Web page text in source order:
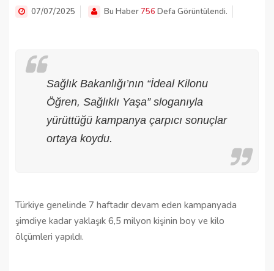
07/07/2025 Bu Haber756 Defa Görüntülendi.
Sağlık Bakanlığı’nın “İdeal Kilonu
Öğren, Sağlıklı Yaşa” sloganıyla
yürüttüğü kampanya çarpıcı sonuçlar
ortaya koydu.
Türkiye genelinde 7 haftadır devam eden kampanyada
şimdiye kadar yaklaşık 6,5 milyon kişinin boy ve kilo
ölçümleri yapıldı.